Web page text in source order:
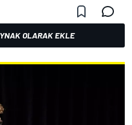
OLARAK EKLE